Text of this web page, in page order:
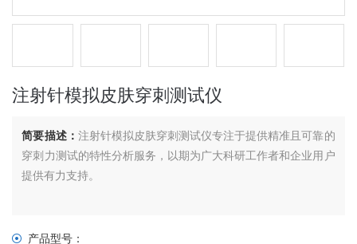
注射针模拟皮肤穿刺测试仪
简要描述： 注射针模拟皮肤穿刺测试仪专注于提供精准且可靠的
穿刺力测试的特性分析服务，以期为广大科研工作者和企业用户
提供有力支持。
产品型号：